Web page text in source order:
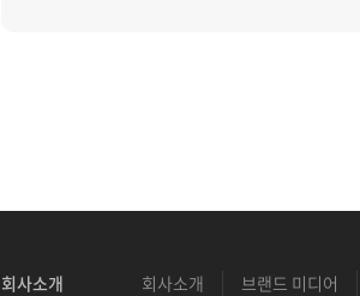
회사소개 회사소개 브랜드 미디어